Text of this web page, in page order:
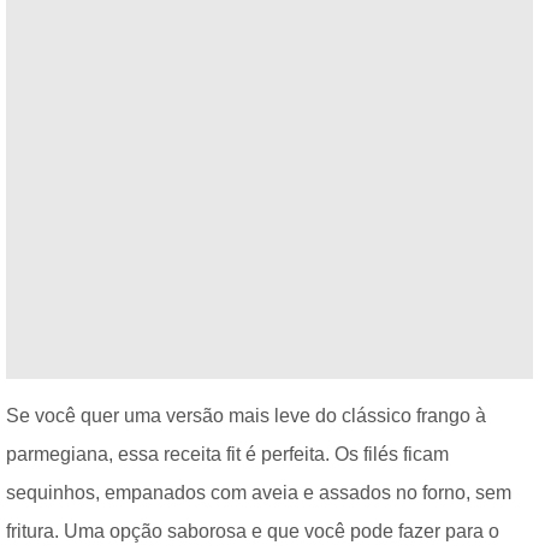
Se você quer uma versão mais leve do clássico frango à
parmegiana, essa receita fit é perfeita. Os filés ficam
sequinhos, empanados com aveia e assados no forno, sem
fritura. Uma opção saborosa e que você pode fazer para o